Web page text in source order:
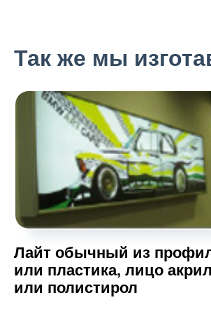
Так же мы
Лайт обычный из
или пластика, лицо акрил
или полистирол